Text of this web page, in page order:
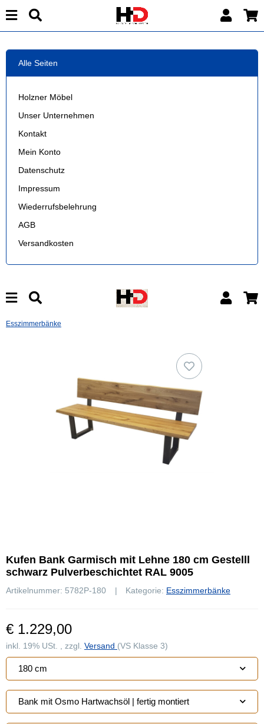
Alle Seiten
Holzner Möbel
Unser Unternehmen
Kontakt
Mein Konto
Datenschutz
Impressum
Wiederrufsbelehrung
AGB
Versandkosten
Esszimmerbänke
Kufen Bank Garmisch mit Lehne 180 cm Gestelll
schwarz Pulverbeschichtet RAL 9005
Artikelnummer: 5782P-180 Kategorie: Esszimmerbänke
€ 1.229,00
inkl. 19% USt. , zzgl. Versand (VS Klasse 3)
180 cm
Bank mit Osmo Hartwachsöl | fertig montiert